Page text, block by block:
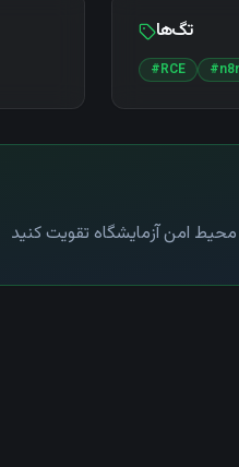
تگ‌ها
#RCE #
امن آزمایشگاه تقویت کنید